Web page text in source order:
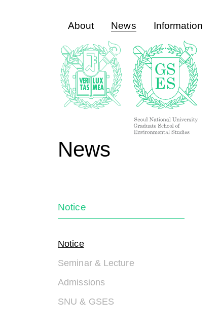
About News Information
News
Notice
Notice
Seminar & Lecture
Admissions
SNU & GSES